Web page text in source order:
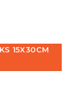
15X30CM